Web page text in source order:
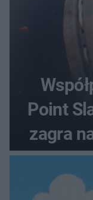
Point
zagra